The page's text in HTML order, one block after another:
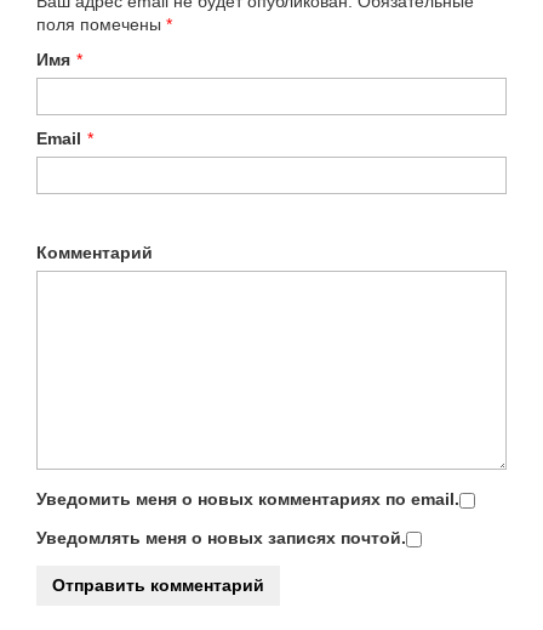
поля помечены *
Имя *
Email *
Комментарий
Уведомить меня о новых комментариях по email.
Уведомлять меня о новых записях почтой.